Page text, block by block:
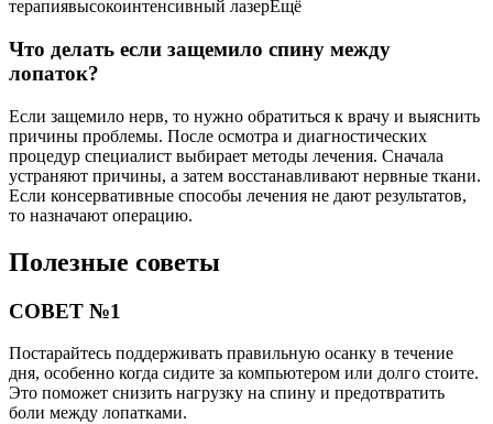
терапиявысокоинтенсивный лазерЕщё
Что делать если защемило спину между
лопаток?
Если защемило нерв, то нужно обратиться к врачу и выяснить
причины проблемы. После осмотра и диагностических
процедур специалист выбирает методы лечения. Сначала
устраняют причины, а затем восстанавливают нервные ткани.
Если консервативные способы лечения не дают результатов,
то назначают операцию.
Полезные советы
СОВЕТ №1
Постарайтесь поддерживать правильную осанку в течение
дня, особенно когда сидите за компьютером или долго стоите.
Это поможет снизить нагрузку на спину и предотвратить
боли между лопатками.